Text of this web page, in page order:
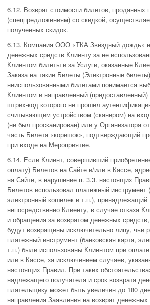
6.12. Возврат стоимости билетов, проданных
(спецпредложениям) со скидкой,
полученных скидок.
6.13. Компания ООО «ТКА Звёздный дождь»
денежных средств Клиенту за не
Клиентом билеты и за Услуги, оказанные
Заказа на такие Билеты (Электронные
неиспользованными билетами понимается
Клиентом и направленный
штрих-код которого не прошел
считывающим устройством (сканером) на
(не был просканирован) или у Организатора
часть Билета «корешок», подтверждающий
при входе на Мероприятие.
6.14. Если Клиент, совершивший
оплату) Билетов на Сайте и/или в Кассе,
на Сайте, в нарушение п. 3.3. настоящих
Билетов использовал платежный инструмент
электронный кошелек и т.п.), принадлежащий
непосредственно Клиенту, в случае отказа
и обращения за возвратом денежных
будут возвращены исключительно лицу, чьи
платежный инструмент (банковская карта,
т.п.) были использованы Клиентом при
или в Кассе, за исключением случаев,
настоящих Правил. При таких
надлежащего получателя и срок возврата
плательщику может быть увеличен до 180
направления Заявления на возврат денежных